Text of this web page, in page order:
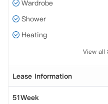
Wardrobe
Shower
Heating
View all
Lease Information
51Week